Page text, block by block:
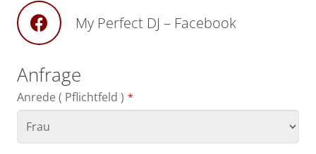
My Perfect DJ – Facebook
Anfrage
Anrede ( Pflichtfeld ) *